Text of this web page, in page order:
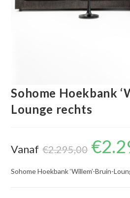
Sohome Hoekbank
Lounge rechts
Vanaf €2.295,00 prijs
was:
€
Sohome Hoekbank ‘Willem’-Bruin-